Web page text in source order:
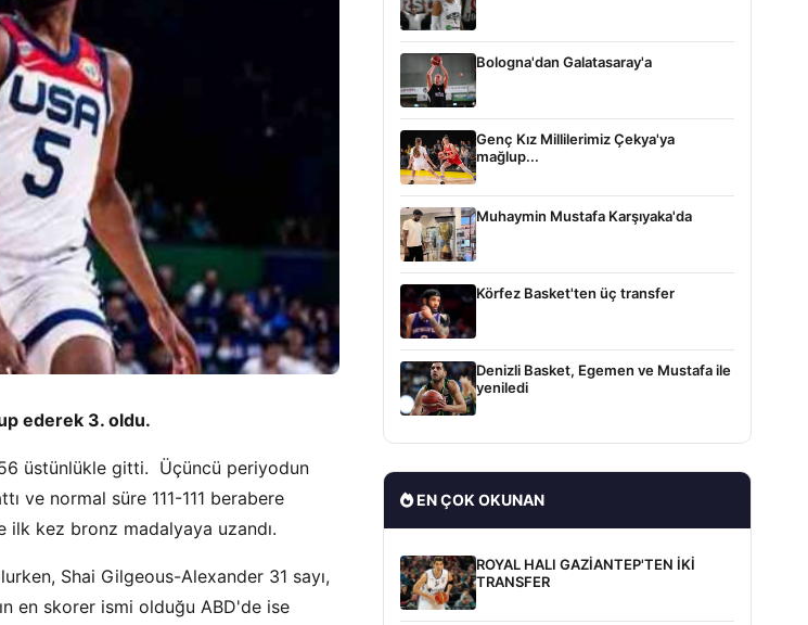
ederek 3. oldu.
üstünlükle gitti. Üçüncü periyodun
ve normal süre 111-111 berabere
ilk kez bronz madalyaya uzandı.
Shai Gilgeous-Alexander 31 sayı,
en skorer ismi olduğu ABD'de ise
Bologna'dan Galatasaray'a
Genç Kız Millilerimiz Çekya'ya
mağlup...
Muhaymin Mustafa Karşıyaka'da
Körfez Basket'ten üç transfer
Denizli Basket, Egemen ve Mustafa ile
yeniledi
EN ÇOK OKUNAN
ROYAL HALI GAZİANTEP'TEN İKİ
TRANSFER